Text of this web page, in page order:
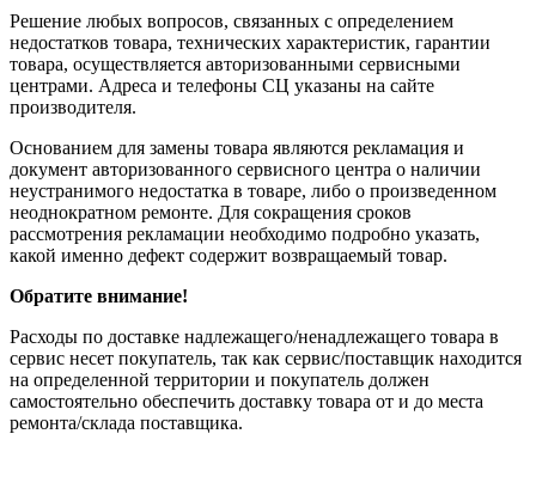
Решение любых вопросов, связанных с определением
недостатков товара, технических характеристик, гарантии
товара, осуществляется авторизованными сервисными
центрами. Адреса и телефоны СЦ указаны на сайте
производителя.
Основанием для замены товара являются рекламация и
документ авторизованного сервисного центра о наличии
неустранимого недостатка в товаре, либо о произведенном
неоднократном ремонте. Для сокращения сроков
рассмотрения рекламации необходимо подробно указать,
какой именно дефект содержит возвращаемый товар.
Обратите внимание!
Расходы по доставке надлежащего/ненадлежащего товара в
сервис несет покупатель, так как сервис/поставщик находится
на определенной территории и покупатель должен
самостоятельно обеспечить доставку товара от и до места
ремонта/склада поставщика.